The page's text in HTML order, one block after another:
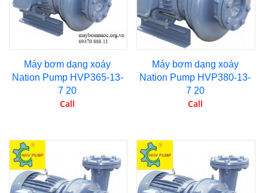
Máy bơm dạng xoáy
Nation Pump HVP365-13-
7 20
Call
Máy bơm dạng xoáy
Nation Pump HVP380-13-
7 20
Call